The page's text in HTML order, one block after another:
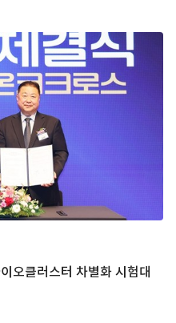
오클러스터 차별화 시험대